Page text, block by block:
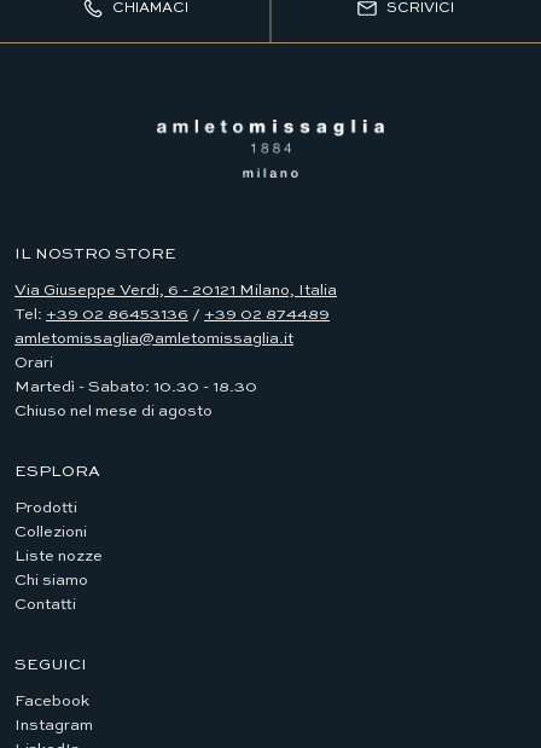
CHIAMACI SCRIVICI
IL NOSTRO STORE
Via Giuseppe Verdi, 6 - 20121 Milano, Italia
Tel: +39 02 86453136 / +39 02 874489
amletomissaglia@amletomissaglia.it
Orari
Martedì - Sabato: 10.30 - 18.30
Chiuso nel mese di agosto
ESPLORA
Prodotti
Collezioni
Liste nozze
Chi siamo
Contatti
SEGUICI
Facebook
Instagram